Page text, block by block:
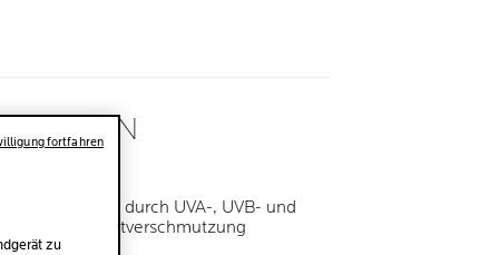
der Schäden durch UVA-, UVB- und
durch Umweltverschmutzung
zu
fortfahren